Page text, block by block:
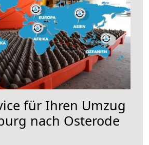
für Ihren Umzug
nach Osterode